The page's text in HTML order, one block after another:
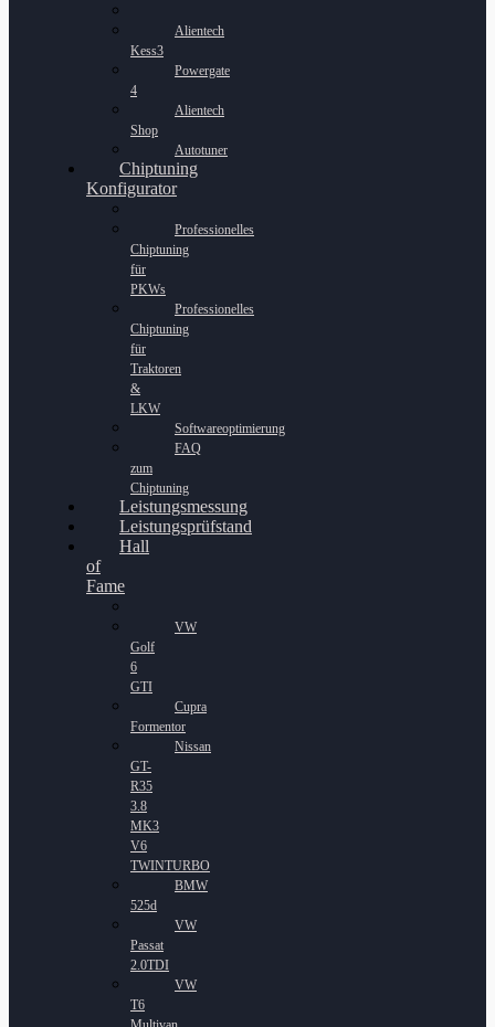
Alientech
Kess3
Powergate
4
Alientech
Shop
Autotuner
Chiptuning
Konfigurator
Professionelles
Chiptuning
für
PKWs
Professionelles
Chiptuning
für
Traktoren
&
LKW
Softwareoptimierung
FAQ
zum
Chiptuning
Leistungsmessung
Leistungsprüfstand
Hall
of
Fame
VW
Golf
6
GTI
Cupra
Formentor
Nissan
GT-
R35
3.8
MK3
V6
TWINTURBO
BMW
525d
VW
Passat
2.0TDI
VW
T6